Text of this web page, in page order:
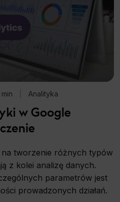
Analityka
w Google
tworzenie różnych typów
z kolei analizę danych.
parametrów jest
prowadzonych działań.